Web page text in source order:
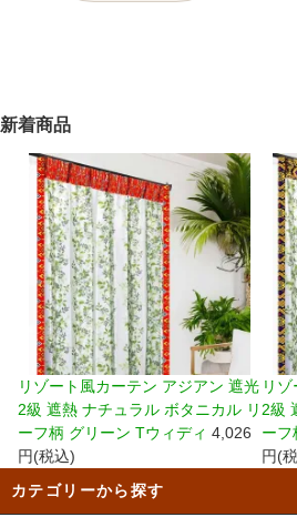
新着商品
リゾート風カーテン アジアン 遮光
2級 遮熱 ナチュラル ボタニカル リ
ーフ柄 グリーン Tウィディ 4,026
円(税込)
リ
2級
ーフ
円(
カテゴリーから探す